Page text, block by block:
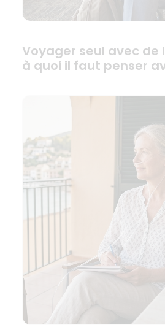
Voyager seul avec de
à quoi il faut penser